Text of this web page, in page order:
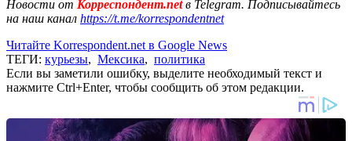
Новости от Корреспондент.netв Telegram. Подписывайтесь
на наш канал https://t.me/korrespondentnet
Читайте Korrespondent.net в Google News
ТЕГИ: курьезы, Мексика, политика
Если вы заметили ошибку, выделите необходимый текст и
нажмите Ctrl+Enter, чтобы сообщить об этом редакции.